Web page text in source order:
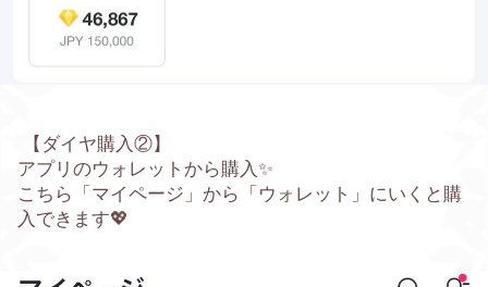
【ダイヤ購入②】
アプリのウォレットから購入 ✨
こちら「マイページ」から「ウォレット」にいくと購
入できます💖